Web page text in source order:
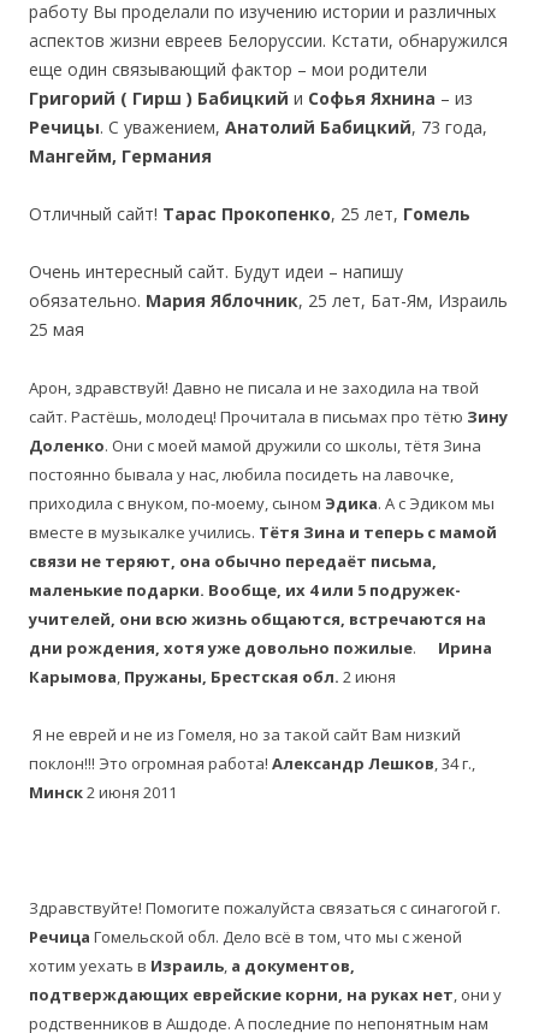
работу Вы проделали по изучению истории и различных
аспектов жизни евреев Белоруссии. Кстати, обнаружился
еще один связывающий фактор – мои родители
Григорий ( Гирш ) Бабицкий и Софья Яхнина – из
Речицы. С уважением, Анатолий Бабицкий, 73 года,
Мангейм, Германия
Отличный сайт! Тарас Прокопенко, 25 лет, Гомель
Очень интересный сайт. Будут идеи – напишу
обязательно. Мария Яблочник, 25 лет, Бат-Ям, Израиль
25 мая
Арон, здравствуй! Давно не писала и не заходила на твой
сайт. Растёшь, молодец! Прочитала в письмах про тётю Зину
Доленко. Они с моей мамой дружили со школы, тётя Зина
постоянно бывала у нас, любила посидеть на лавочке,
приходила с внуком, по-моему, сыном Эдика. А с Эдиком мы
вместе в музыкалке учились. Тётя Зина и теперь с мамой
связи не теряют, она обычно передаёт письма,
маленькие подарки. Вообще, их 4 или 5 подружек-
учителей, они всю жизнь общаются, встречаются на
дни рождения, хотя уже довольно пожилые. Ирина
Карымова, Пружаны, Брестская обл. 2 июня
Я не еврей и не из Гомеля, но за такой сайт Вам низкий
поклон!!! Это огромная работа! Александр Лешков, 34 г.,
Минск2 июня 2011
Здравствуйте! Помогите пожалуйста связаться с синагогой г.
Речица Гомельской обл. Дело всё в том, что мы с женой
хотим уехать в Израиль, а документов,
подтверждающих еврейские корни, на руках нет, они у
родственников в Ашдоде. А последние по непонятным нам